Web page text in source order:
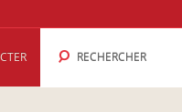
RECHERCHER